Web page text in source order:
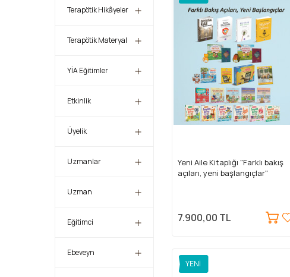
Terapötik Hikâyeler
Terapötik Materyal
YİA Eğitimler
Etkinlik
Üyelik
Uzmanlar
Uzman
Eğitimci
Ebeveyn
Yeni Aile Kitaplığı "Farklı bakış
açıları, yeni başlangıçlar"
7.900,00 TL
YENI